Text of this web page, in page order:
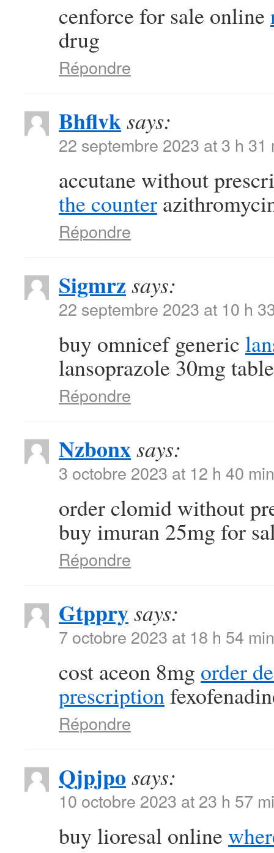
cenforce for sale online
drug
Répondre
Bhflvksays:
22 septembre 2023 at 3 h 31
accutane without
the counter
Répondre
Sigmrz says:
22 septembre 2023 at 10 h
buy omnicef generic
lansoprazole 30mg
Répondre
Nzbonxsays:
3 octobre 2023 at 12 h 40 min
order clomid without
buy imuran 25mg for
Répondre
Gtpprysays:
7 octobre 2023 at 18 h 54 min
cost aceon 8mg order
prescription
Répondre
Qjpjpo says:
10 octobre 2023 at 23 h 57
buy lioresal online